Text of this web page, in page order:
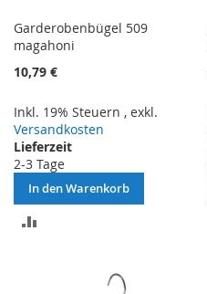
Garderobenbügel 509
magahoni
10,79 €
Inkl. 19% Steuern , exkl.
Versandkosten
Lieferzeit
2-3 Tage
In den Warenkorb
HINZUFÜGEN